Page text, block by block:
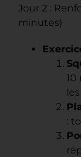
Jour 2 :
minutes)
10
: